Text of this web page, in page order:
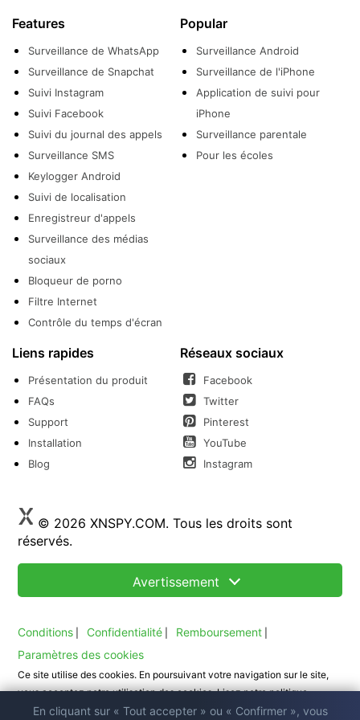
Features
Surveillance de WhatsApp
Surveillance de Snapchat
Suivi Instagram
Suivi Facebook
Suivi du journal des appels
Surveillance SMS
Keylogger Android
Suivi de localisation
Enregistreur d'appels
Surveillance des médias
sociaux
Bloqueur de porno
Filtre Internet
Contrôle du temps d'écran
Popular
Surveillance Android
Surveillance de l'iPhone
Application de suivi pour
iPhone
Surveillance parentale
Pour les écoles
Liens rapides
Présentation du produit
FAQs
Support
Installation
Blog
Réseaux sociaux
Facebook
Twitter
Pinterest
YouTube
Instagram
© 2026 XNSPY.COM. Tous les droits sont
réservés.
Avertissement
Conditions Confidentialité Remboursement
Paramètres des cookies
Ce site utilise des cookies. En poursuivant votre navigation sur le site,
vous acceptez notre utilisation des cookies. Lisez notre politique
de cookies.
En cliquant sur « Tout accepter » ou « Confirmer », vous